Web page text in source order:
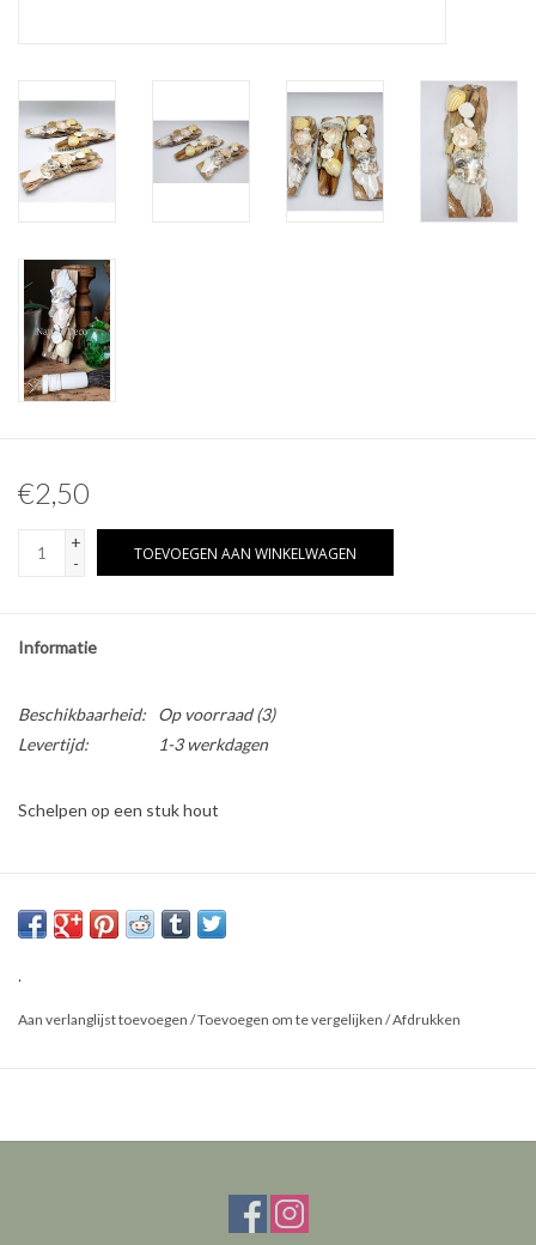
Hoorns & Geweien
Hars Naturalia
Pokémon
€2,50
+
-
TOEVOEGEN AAN WINKELWAGEN
Informatie
Beschikbaarheid: Op voorraad(3)
Levertijd:
1-3 werkdagen
Schelpen op een stuk hout
Materiaal: Schelpen en hout
de foto.
.
Aan verlanglijst toevoegen /Toevoegen om te vergelijken /Afdrukken